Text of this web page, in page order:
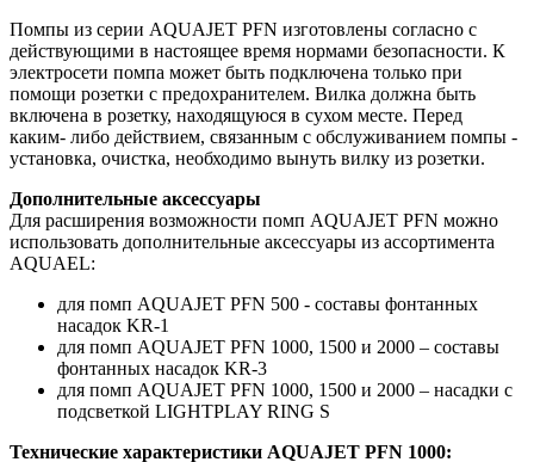
Помпы из серии AQUAJET PFN изготовлены согласно с
действующими в настоящее время нормами безопасности. К
электросети помпа может быть подключена только при
помощи розетки с предохранителем. Вилка должна быть
включена в розетку, находящуюся в сухом месте. Перед
каким- либо действием, связанным с обслуживанием помпы -
установка, очистка, необходимо вынуть вилку из розетки.
Дополнительные аксессуары
Для расширения возможности помп AQUAJET PFN можно
использовать дополнительные аксессуары из ассортимента
AQUAEL:
для помп AQUAJET PFN 500 - составы фонтанных
насадок KR-1
для помп AQUAJET PFN 1000, 1500 и 2000 – составы
фонтанных насадок KR-3
для помп AQUAJET PFN 1000, 1500 и 2000 – насадки с
подсветкой LIGHTPLAY RING S
Технические характеристики AQUAJET PFN 1000: